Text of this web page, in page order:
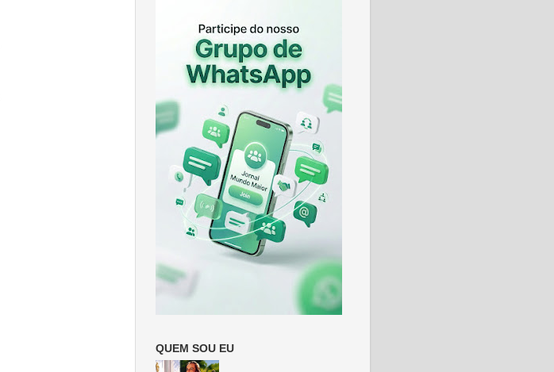
QUEM SOU EU